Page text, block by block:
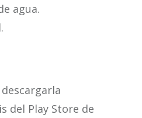
agua.
del Play Store de